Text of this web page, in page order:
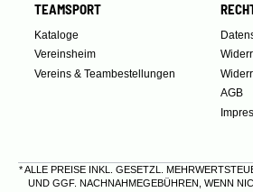
TEAMSPORT
Kataloge
Vereinsheim
Vereins & Teambestellungen
AGB
* ALLE PREISE INKL. GESETZL.
UND GGF. NACHNAHMEGEBÜHREN, WENN